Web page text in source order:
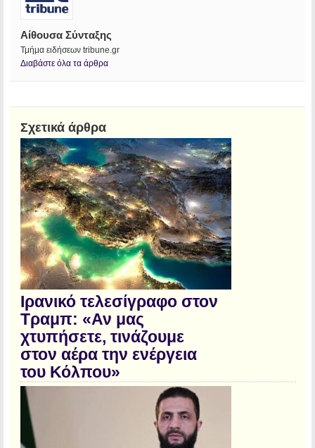
Αίθουσα Σύνταξης
Τμήμα ειδήσεων tribune.gr
Διαβάστε όλα τα άρθρα
Σχετικά άρθρα
Ιρανικό τελεσίγραφο στον
Τραμπ: «Αν μας
χτυπήσετε, τινάζουμε
στον αέρα την ενέργεια
του Κόλπου»